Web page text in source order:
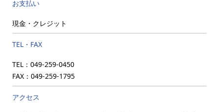
お支払い
現金・クレジット
TEL・FAX
TEL：049-259-0450
FAX：049-259-1795
アクセス